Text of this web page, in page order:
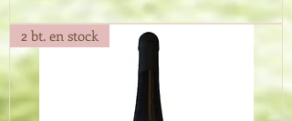
2 bt. en stock